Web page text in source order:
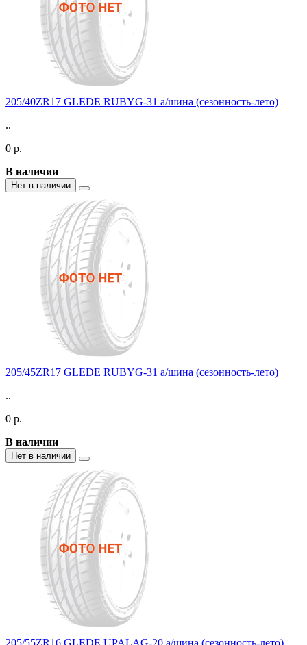
205/40ZR17 GLEDE RUBYG-31 а/шина (сезонность-лето)
..
0 р.
В наличии
Нет в наличии
205/45ZR17 GLEDE RUBYG-31 а/шина (сезонность-лето)
..
0 р.
В наличии
Нет в наличии
205/55ZR16 GLEDE UPALAG-20 а/шина (сезонность-лето)